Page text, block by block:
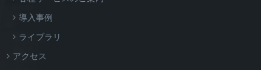
導入事例
ライブラリ
アクセス